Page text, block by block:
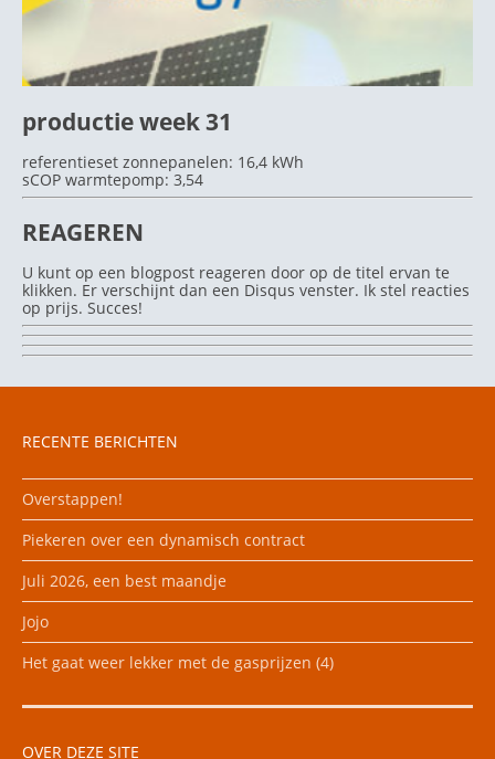
productie week 31
referentieset zonnepanelen: 16,4 kWh
sCOP warmtepomp: 3,54
REAGEREN
U kunt op een blogpost reageren door op de titel ervan te
klikken. Er verschijnt dan een Disqus venster. Ik stel reacties
op prijs. Succes!
RECENTE BERICHTEN
Overstappen!
Piekeren over een dynamisch contract
Juli 2026, een best maandje
Jojo
Het gaat weer lekker met de gasprijzen (4)
OVER DEZE SITE